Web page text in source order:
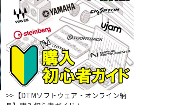
>>【DTMソフトウェア・オンライン納